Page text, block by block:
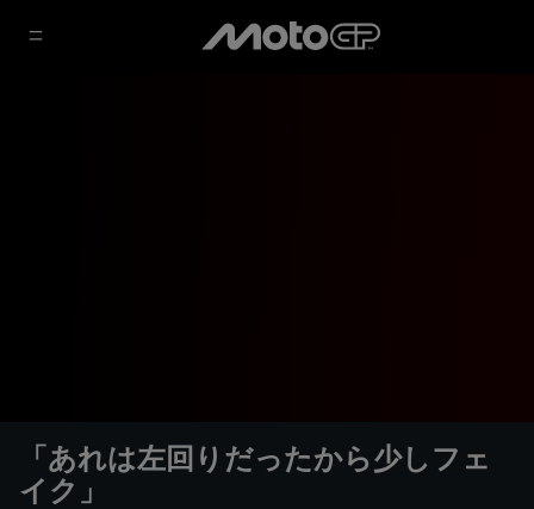
「あれは左回りだったから少しフェ
イク」